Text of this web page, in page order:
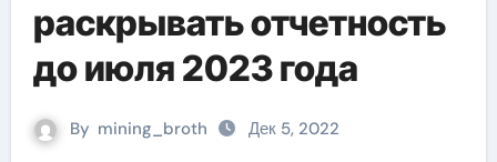
раскрывать отчетность
до июля 2023 года
By mining_broth Дек 5, 2022